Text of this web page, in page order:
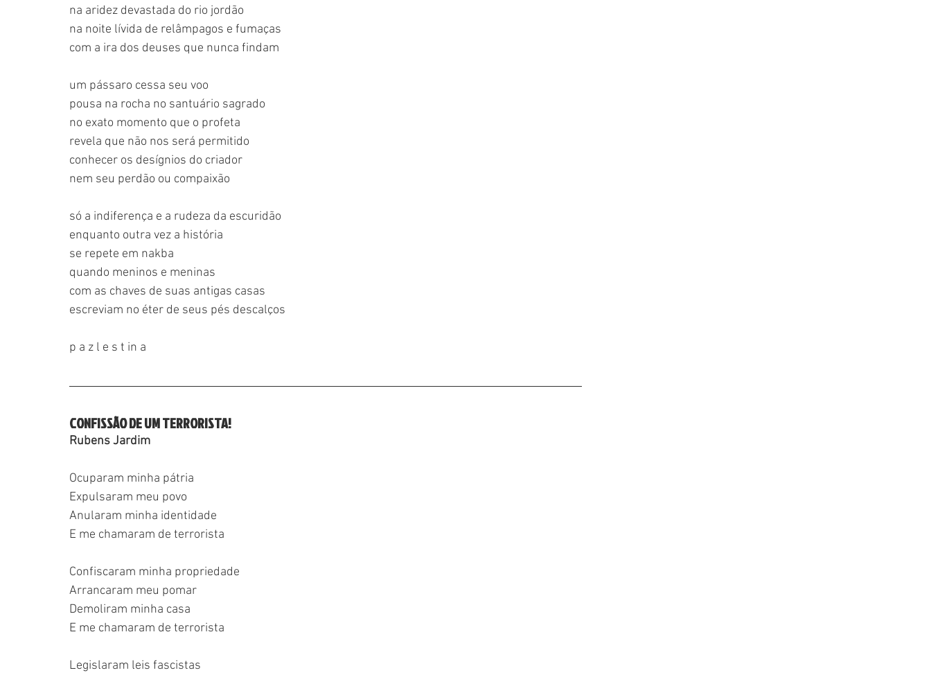
na aridez devastada do rio jordão
na noite lívida de relâmpagos e fumaças
com a ira dos deuses que nunca findam
um pássaro cessa seu voo
pousa na rocha no santuário sagrado
no exato momento que o profeta
revela que não nos será permitido
conhecer os desígnios do criador
nem seu perdão ou compaixão
só a indiferença e a rudeza da escuridão
enquanto outra vez a história
se repete em nakba
quando meninos e meninas
com as chaves de suas antigas casas
escreviam no éter de seus pés descalços
p a z l e s t in a
CONFISSÃO DE UM TERRORISTA!
Rubens Jardim
Ocuparam minha pátria
Expulsaram meu povo
Anularam minha identidade
E me chamaram de terrorista
Confiscaram minha propriedade
Arrancaram meu pomar
Demoliram minha casa
E me chamaram de terrorista
Legislaram leis fascistas